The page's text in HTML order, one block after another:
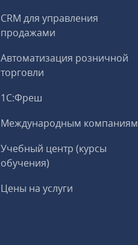
CRM для управления
продажами
Автоматизация розничной
торговли
1С:Фреш
Международным компаниям
Учебный центр (курсы
обучения)
Цены на услуги